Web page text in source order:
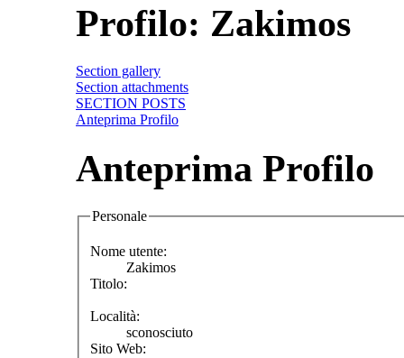
Profilo: Zakimos
Section gallery
Section attachments
SECTION POSTS
Anteprima Profilo
Anteprima Profilo
Personale
Nome utente:
Zakimos
Titolo:
Località:
sconosciuto
Sito Web: